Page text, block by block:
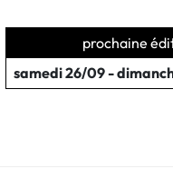
prochaine
samedi 26/09 -